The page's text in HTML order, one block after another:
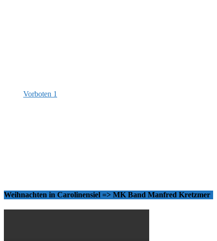
Vorboten 1
Weihnachten in Carolinensiel => MK Band Manfred Kretzmer